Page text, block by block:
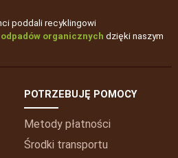
poddali recyklingowi
organicznych dzięki naszym
POTRZEBUJĘ POMOCY
Metody płatności
Środki transportu